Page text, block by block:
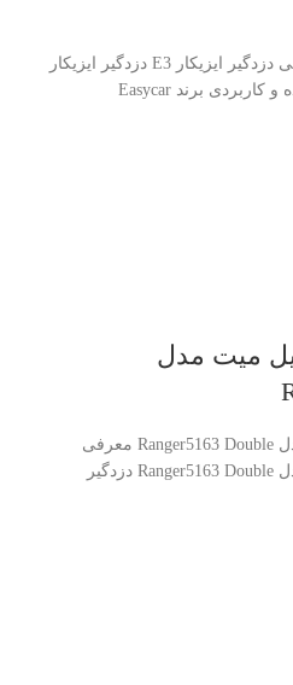
دزدگیر ایزیکار مدل E3 معرفی دزدگیر ایزیکار E3 دزدگیر ایزیکار
میت مدل
دزدگیر خودرو استیل میت مدل Ranger5163 Double معرفی
دزدگیر خودرو استیل میت مدل Ranger5163 Double دزدگیر